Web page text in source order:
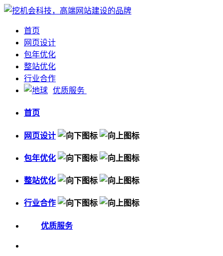
首页
网页设计
包年优化
整站优化
行业合作
优质服务
首页
网页设计
包年优化
整站优化
行业合作
优质服务